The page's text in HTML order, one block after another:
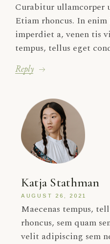
Curabitur ullamcorper
Etiam rhoncus. In
imperdiet a, venen tis
tempus, tellus eget
Reply
Katja Stathman
AUGUST 26, 2021
Maecenas tempus,
rhoncus, sem quam
velit adipiscing sem